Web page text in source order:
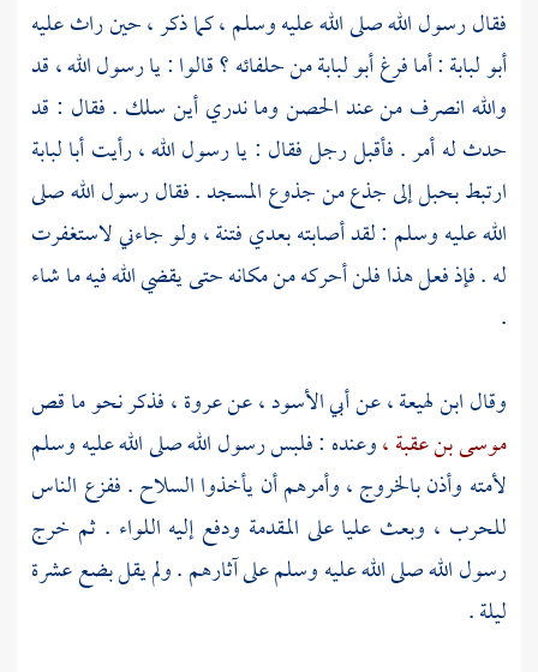
فقال رسول الله صلى الله عليه وسلم ، كما ذكر ، حين راث عليه
أبو لبابة: أما فرغأبو لبابةمن حلفائه ؟ قالوا : يا رسول الله ، قد
والله انصرف من عند الحصن وما ندري أين سلك . فقال : قد
حدث له أمر . فأقبل رجل فقال : يا رسول الله ، رأيتأبا لبابة
ارتبط بحبل إلى جذع من جذوع المسجد . فقال رسول الله صلى
الله عليه وسلم : لقد أصابته بعدي فتنة ، ولو جاءني لاستغفرت
له . فإذ فعل هذا فلن أحركه من مكانه حتى يقضي الله فيه ما شاء
.
وقالابن لهيعة ،عنأبي الأسود ،عنعروة ،فذكر نحو ما قص
موسى بن عقبة ،وعنده : فلبس رسول الله صلى الله عليه وسلم
لأمته وأذن بالخروج ، وأمرهم أن يأخذوا السلاح . ففزع الناس
للحرب ، وبعث عليا على المقدمة ودفع إليه اللواء . ثم خرج
رسول الله صلى الله عليه وسلم على آثارهم . ولم يقل بضع عشرة
ليلة .